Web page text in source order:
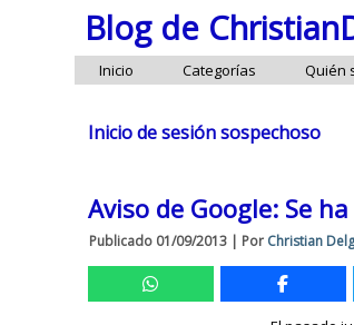
Blog de
Inicio Categorías Quién
Inicio de sesión sospechoso
Aviso de Google: Se
Publicado 01/09/2013 | Por Christian